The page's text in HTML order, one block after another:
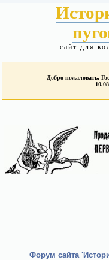
сайт для
Добро пожаловать,
Форум сайта